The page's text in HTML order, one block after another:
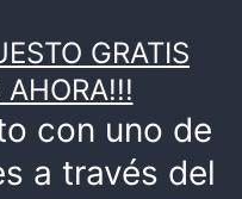
GRATIS
AHORA!!!
con uno de
a través del